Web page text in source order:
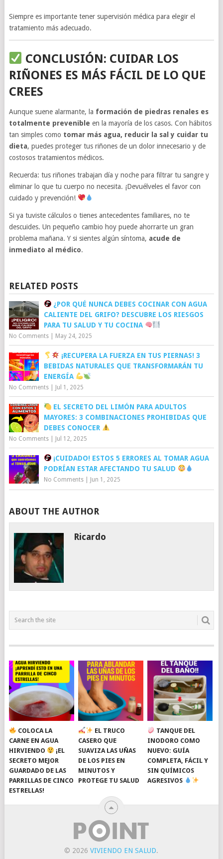
Siempre es importante tener supervisión médica para elegir el
tratamiento más adecuado.
CONCLUSIÓN: CUIDAR LOS
RIÑONES ES MÁS FÁCIL DE LO QUE
CREES
Aunque suene alarmante, la formación de piedras renales es
totalmente prevenible en la mayoría de los casos. Con hábitos
tan simples como tomar más agua, reducir la sal y cuidar tu
dieta, puedes proteger tus riñones de un dolor innecesario y de
costosos tratamientos médicos.
Recuerda: tus riñones trabajan día y noche para filtrar tu sangre y
eliminar lo que tu cuerpo no necesita. ¡Devuélveles el favor con
cuidado y prevención!
Si ya tuviste cálculos o tienes antecedentes familiares, no te
descuides. Un pequeño cambio hoy puede ahorrarte un gran
problema mañana. Y si sientes algún síntoma, acude de
inmediato al médico.
RELATED POSTS
¿POR QUÉ NUNCA DEBES COCINAR CON AGUA
CALIENTE DEL GRIFO? DESCUBRE LOS RIESGOS
PARA TU SALUD Y TU COCINA
No Comments| May 24, 2025
¡RECUPERA LA FUERZA EN TUS PIERNAS! 3
BEBIDAS NATURALES QUE TRANSFORMARÁN TU
ENERGÍA
No Comments| Jul 1, 2025
EL SECRETO DEL LIMÓN PARA ADULTOS
MAYORES: 3 COMBINACIONES PROHIBIDAS QUE
DEBES CONOCER
No Comments| Jul 12, 2025
¡CUIDADO! ESTOS 5 ERRORES AL TOMAR AGUA
PODRÍAN ESTAR AFECTANDO TU SALUD
No Comments| Jun 1, 2025
ABOUT THE AUTHOR
Ricardo
COLOCA LA
CARNE EN AGUA
HIRVIENDO
¡EL
SECRETO MEJOR
GUARDADO DE LAS
PARRILLAS DE CINCO
ESTRELLAS!
EL TRUCO
CASERO QUE
SUAVIZA LAS UÑAS
DE LOS PIES EN
MINUTOS Y
PROTEGE TU SALUD
TANQUE DEL
INODORO COMO
NUEVO: GUÍA
COMPLETA, FÁCIL Y
SIN QUÍMICOS
AGRESIVOS
© 2026VIVIENDO EN SALUD.